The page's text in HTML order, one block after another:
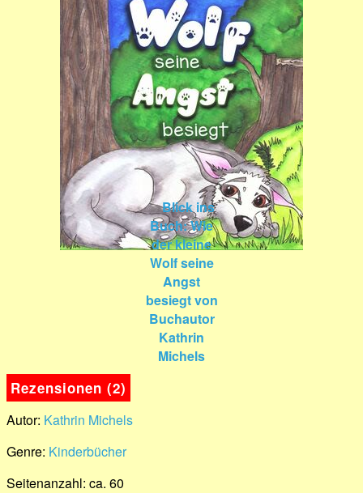
Rezensionen (2)
Autor: Kathrin Michels
Genre: Kinderbücher
Seitenanzahl: ca. 60